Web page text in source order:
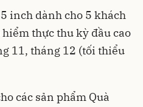
inch dành cho 5 khách
thực thu kỳ đầu cao
11, tháng 12 (tối thiểu
các sản phẩm Quà